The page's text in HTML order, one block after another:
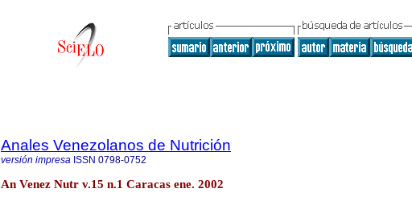
Anales Venezolanos de Nutrición
versión impresa ISSN 0798-0752
An Venez Nutr v.15 n.1 Caracas ene. 2002